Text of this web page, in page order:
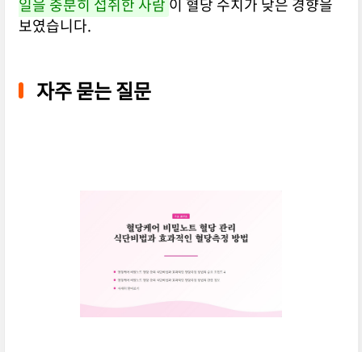
일을 충분히 섭취한 사람 이 혈당 수치가 낮은 경향을
보였습니다.
자주 묻는 질문